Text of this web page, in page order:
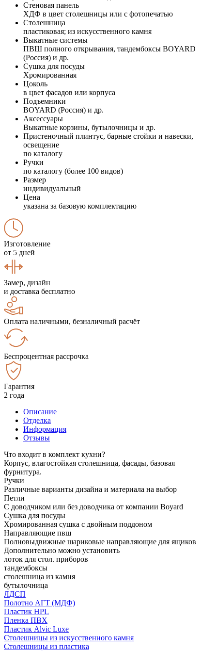
Стеновая панель
ХДФ в цвет столешницы или с фотопечатью
Столешница
пластиковая; из искусственного камня
Выкатные системы
ПВШ полного открывания, тандембоксы BOYARD
(Россия) и др.
Сушка для посуды
Хромированная
Цоколь
в цвет фасадов или корпуса
Подъемники
BOYARD (Россия) и др.
Аксессуары
Выкатные корзины, бутылочницы и др.
Пристеночный плинтус, барные стойки и навески,
освещение
по каталогу
Ручки
по каталогу (более 100 видов)
Размер
индивидуальный
Цена
указана за базовую комплектацию
Изготовление
от 5 дней
Замер, дизайн
и доставка бесплатно
Оплата наличными, безналичный расчёт
Беспроцентная рассрочка
Гарантия
2 года
Описание
Отделка
Информация
Отзывы
Что входит в комплект кухни?
Корпус, влагостойкая столешница, фасады, базовая
фурнитура.
Ручки
Различные варианты дизайна и материала на выбор
Петли
С доводчиком или без доводчика от компании Boyard
Сушка для посуды
Хромированная сушка с двойным поддоном
Направляющие пвш
Полновыдвижные шариковые направляющие для ящиков
Дополнительно можно установить
лоток для стол. приборов
тандембоксы
столешница из камня
бутылочница
ЛДСП
Полотно АГТ (МДФ)
Пластик HPL
Пленка ПВХ
Пластик Alvic Luxe
Столешницы из искусственного камня
Столешницы из пластика